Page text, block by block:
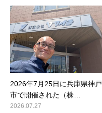
2026年7月25日に兵庫県神戸
市で開催された（株…
2026.07.27